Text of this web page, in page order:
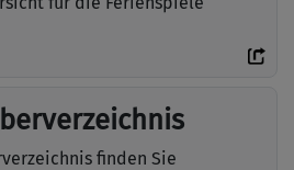
finden Sie